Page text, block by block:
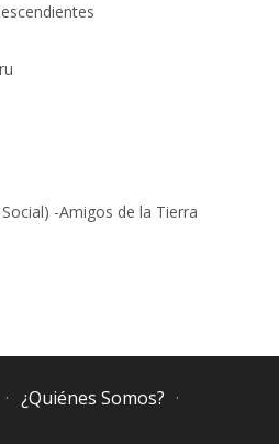
-Amigos de la Tierra
¿Quiénes Somos?